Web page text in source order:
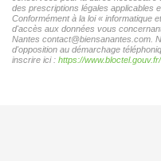
des prescriptions légales applicables
Conformément à la loi « informatique
d'accès aux données vous
Nantes contact@biensanantes.com.
d'opposition au démarchage
inscrire ici : https://www.bloctel.gouv.fr/